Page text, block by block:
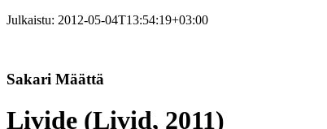
Julkaistu: 2012-05-04T13:54:19+03:00
Sakari Määttä
Livide (Livid, 2011)